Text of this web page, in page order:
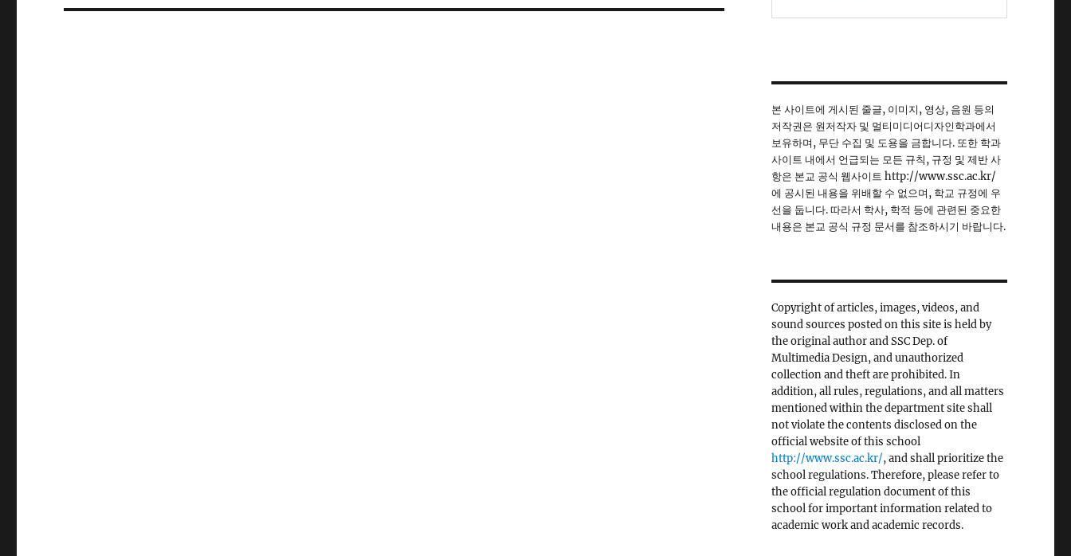
본 사이트에 게시된 줄글, 이미지, 영상, 음원 등의
저작권은 원저작자 및 멀티미디어디자인학과에서
보유하며, 무단 수집 및 도용을 금합니다. 또한 학과
사이트 내에서 언급되는 모든 규칙, 규정 및 제반 사
항은 본교 공식 웹사이트 http://www.ssc.ac.kr/
에 공시된 내용을 위배할 수 없으며, 학교 규정에 우
선을 둡니다. 따라서 학사, 학적 등에 관련된 중요한
내용은 본교 공식 규정 문서를 참조하시기 바랍니다.
Copyright of articles, images, videos, and
sound sources posted on this site is held by
the original author and SSC Dep. of
Multimedia Design, and unauthorized
collection and theft are prohibited. In
addition, all rules, regulations, and all matters
mentioned within the department site shall
not violate the contents disclosed on the
official website of this school
http://www.ssc.ac.kr/, and shall prioritize the
school regulations. Therefore, please refer to
the official regulation document of this
school for important information related to
academic work and academic records.